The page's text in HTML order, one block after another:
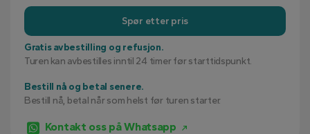
Spør etter pris
Gratis avbestilling og refusjon.
Turen kan avbestilles inntil 24 timer før starttidspunkt.
Bestill nå og betal senere.
Bestill nå, betal når som helst før turen starter.
Kontakt oss på Whatsapp